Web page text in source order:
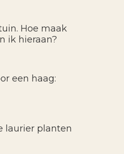
Hoe maak
ik hieraan?
een haag:
laurier planten